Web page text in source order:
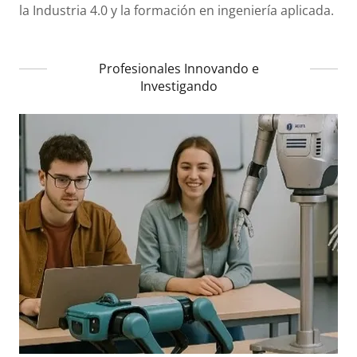
la Industria 4.0 y la formación en ingeniería aplicada.
Profesionales Innovando e
Investigando